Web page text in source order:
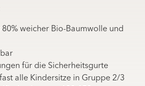
weicher Bio-Baumwolle und
für die Sicherheitsgurte
alle Kindersitze in Gruppe 2/3